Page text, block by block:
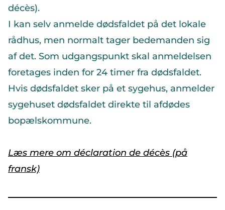
décès).
I kan selv anmelde dødsfaldet på det lokale
rådhus, men normalt tager bedemanden sig
af det. Som udgangspunkt skal anmeldelsen
foretages inden for 24 timer fra dødsfaldet.
Hvis dødsfaldet sker på et sygehus, anmelder
sygehuset dødsfaldet direkte til afdødes
bopælskommune.
Læs mere om déclaration de décès (på
fransk)